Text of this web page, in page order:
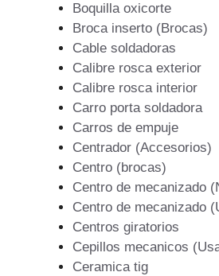
Boquilla oxicorte
Broca inserto (Brocas)
Cable soldadoras
Calibre rosca exterior
Calibre rosca interior
Carro porta soldadora
Carros de empuje
Centrador (Accesorios)
Centro (brocas)
Centro de mecanizado
Centro de mecanizado
Centros giratorios
Cepillos mecanicos
Ceramica tig